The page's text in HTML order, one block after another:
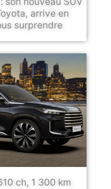
arrive en
surprendre
ch, 1 300 km